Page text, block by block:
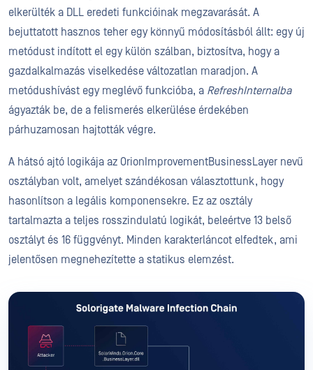
elkerülték a DLL eredeti funkcióinak megzavarását. A
bejuttatott hasznos teher egy könnyű módosításból állt: egy új
metódust indított el egy külön szálban, biztosítva, hogy a
gazdalkalmazás viselkedése változatlan maradjon. A
metódushívást egy meglévő funkcióba, a RefreshInternalba
ágyazták be, de a felismerés elkerülése érdekében
párhuzamosan hajtották végre.
A hátsó ajtó logikája az OrionImprovementBusinessLayer nevű
osztályban volt, amelyet szándékosan választottunk, hogy
hasonlítson a legális komponensekre. Ez az osztály
tartalmazta a teljes rosszindulatú logikát, beleértve 13 belső
osztályt és 16 függvényt. Minden karakterláncot elfedtek, ami
jelentősen megnehezítette a statikus elemzést.